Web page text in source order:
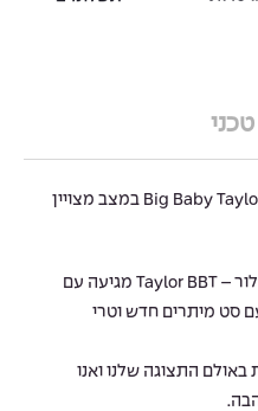
טיילור Taylor BBT יד 2 מסדרת ה- Big Baby Taylor במצב מצויין
כמו כל הגיטרות שאנו מוכרים גם טיילור – Taylor BBT מגיעה עם
סט מיתרים חדש וטרי
באולם התצוגה שלנו ואנו